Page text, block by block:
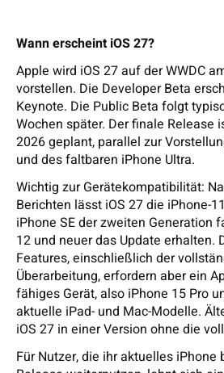
Wann erscheint iOS 27?
Apple wird iOS 27 auf der WWDC
vorstellen. Die Developer Beta
Keynote. Die Public Beta folgt
Wochen später. Der finale Release
2026 geplant, parallel zur
und des faltbaren iPhone Ultra.
Wichtig zur Gerätekompatibilität:
Berichten lässt iOS 27 die iPhone-
iPhone SE der zweiten Generation
12 und neuer das Update erhalten.
Features, einschließlich der
Überarbeitung, erfordern aber ein
fähiges Gerät, also iPhone 15 Pro
aktuelle iPad- und Mac-Modelle.
iOS 27 in einer Version ohne die
Für Nutzer, die ihr aktuelles iPhone